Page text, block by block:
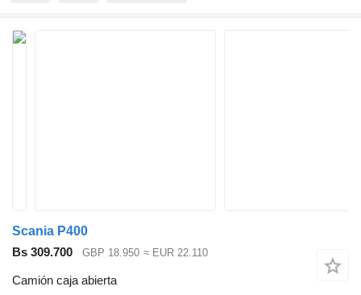
Scania P400
Bs 309.700
GBP 18.950 ≈ EUR 22.110
Camión caja abierta